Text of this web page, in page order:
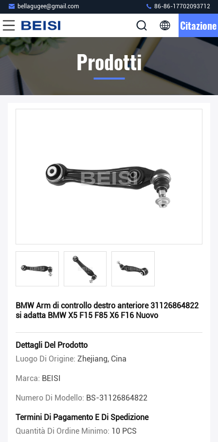
bellagugee@gmail.com 86-86-17702093712
Citazione
Prodotti
BMW Arm di controllo destro anteriore 31126864822
si adatta BMW X5 F15 F85 X6 F16 Nuovo
Dettagli Del Prodotto
Luogo Di Origine: Zhejiang, Cina
Marca: BEISI
Numero Di Modello: BS-31126864822
Termini Di Pagamento E Di Spedizione
Quantità Di Ordine Minimo: 10 PCS